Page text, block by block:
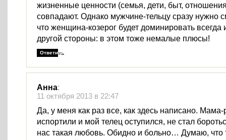
жизненные ценности (семья, дети, быт,
совпадают. Однако мужчине-тельцу сразу нужно
что женщина-козерог будет доминировать
другой стороны: в этом тоже немалые плюсы!
Ответить
Анна:
11 октября 2013 в 22:47
Да, у меня как раз все, как здесь написано. Мама-
испортили и мой телец оступился, не стал
нас такая любовь. Обидно и больно… Думаю, что